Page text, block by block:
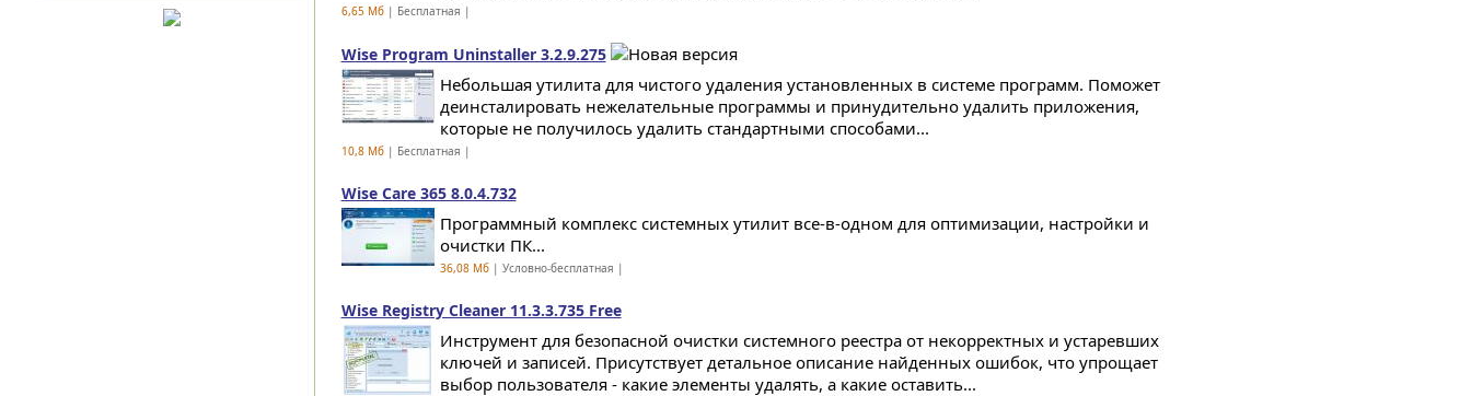
6,65 Мб| Бесплатная |
Wise Program Uninstaller 3.2.9.275
Небольшая утилита для чистого удаления установленных в системе программ. Поможет
деинсталировать нежелательные программы и принудительно удалить приложения,
которые не получилось удалить стандартными способами...
10,8 Мб| Бесплатная |
Wise Care 365 8.0.4.732
Программный комплекс системных утилит все-в-одном для оптимизации, настройки и
очистки ПК...
36,08 Мб| Условно-бесплатная |
Wise Registry Cleaner 11.3.3.735 Free
Инструмент для безопасной очистки системного реестра от некорректных и устаревших
ключей и записей. Присутствует детальное описание найденных ошибок, что упрощает
выбор пользователя - какие элементы удалять, а какие оставить...